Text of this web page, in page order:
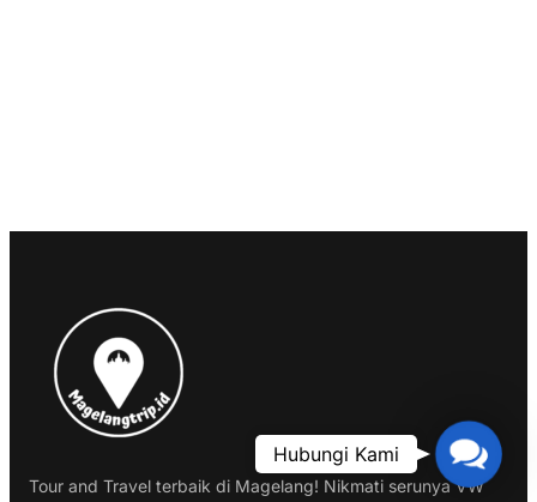
Tour and Travel terbaik di Magelang! Nikmati serunya VW
Us
Hubungi Kami